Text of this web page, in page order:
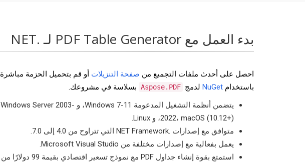
بدء العمل مع PDF Table Generator لـ .NET
احصل على أحدث ملفات التجميع من صفحة التنزيلات أو قم بتحميل الحزمة مباشرة
باستخدام NuGet لدمج Aspose.PDF بسلاسة في مشروعك.
يتضمن أنظمة التشغيل المدعومة Windows 7-11، و Windows Server 2003-
2022، macOS (10.12+)، و Linux.
متوافق مع إصدارات .NET Framework التي تتراوح من 4.0 إلى 7.0.
يعمل بفعالية مع إصدارات مختلفة من Microsoft Visual Studio.
استمتع بقوة إنشاء جداول PDF مع نموذج تسعير اقتصادي بقيمة 99 دولارًا من